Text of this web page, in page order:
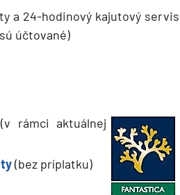
a 24-hodinový kajutový servis
účtované)
rámci aktuálnej
(bez príplatku)